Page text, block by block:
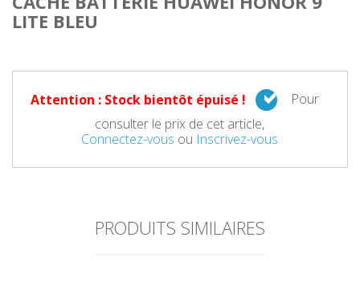
LITE BLEU
Attention : Stock bientôt épuisé !
Pour
consulter le prix de cet article,
Connectez-vous ou Inscrivez-vous
PRODUITS SIMILAIRES